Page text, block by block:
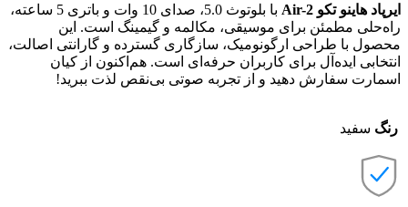
ایرپاد هاینو تکو Air-2
با بلوتوث 5.0، صدای 10 وات و باتری 5 ساعته،
راه‌حلی مطمئن برای موسیقی، مکالمه و گیمینگ است. این
محصول با طراحی ارگونومیک، سازگاری گسترده و گارانتی اصالت،
انتخابی ایده‌آل برای کاربران حرفه‌ای است. هم‌اکنون از کیان
اسمارت سفارش دهید و از تجربه صوتی بی‌نقص لذت ببرید!
رنگ سفید